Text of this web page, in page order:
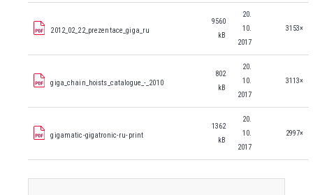
2012_02_22_prezentace_giga_ru
9560
kB
20.
10.
2017
3153×
giga_chain_hoists_catalogue_-_2010
802
kB
20.
10.
2017
3113×
gigamatic-gigatronic-ru-print
1362
kB
20.
10.
2017
2997×